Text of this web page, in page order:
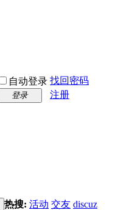
自动登录 找回密码
登录
注册
热搜: 活动 交友 discuz